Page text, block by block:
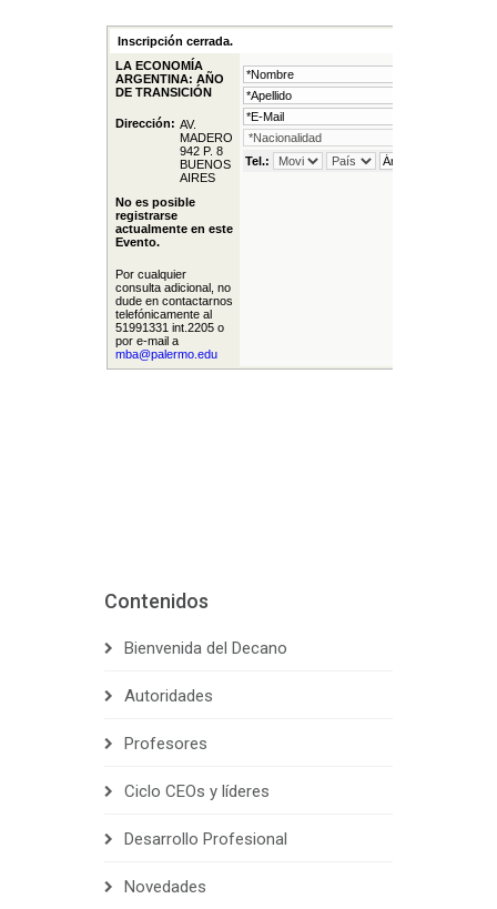
Contenidos
Bienvenida del Decano
Autoridades
Profesores
Ciclo CEOs y líderes
Desarrollo Profesional
Novedades